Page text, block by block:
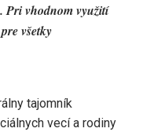
Pri vhodnom využití
všetky
tajomník
vecí a rodiny